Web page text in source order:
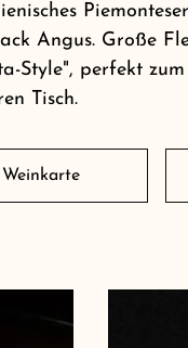
Angus. Große
Style", perfekt
Tisch.